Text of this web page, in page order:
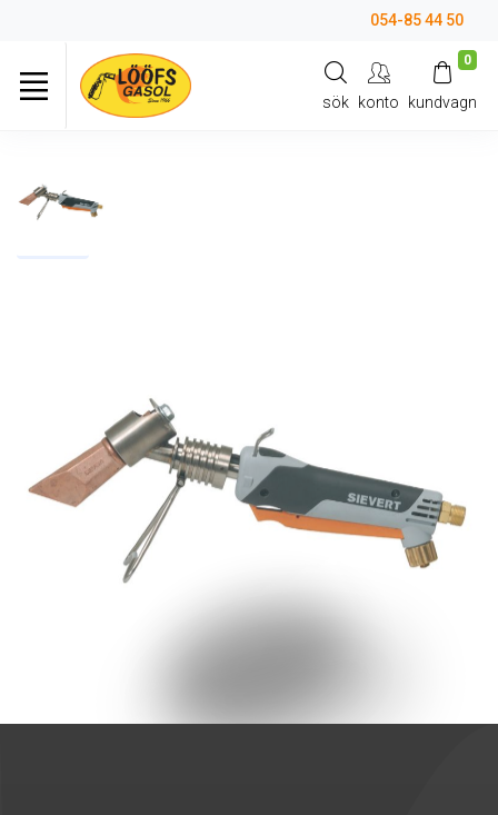
054-85 44 50
sök konto
0
kundvagn